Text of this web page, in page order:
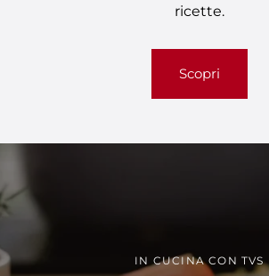
ricette.
Scopri
IN CUCINA CON TVS